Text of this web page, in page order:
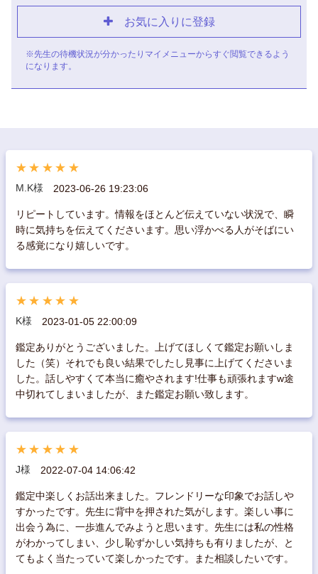
お気に入りに登録
※先生の待機状況が分かったりマイメニューからすぐ閲覧できるよう
になります。
★★★★★
M.K様 2023-06-26 19:23:06
リピートしています。情報をほとんど伝えていない状況で、瞬
時に気持ちを伝えてくださいます。思い浮かべる人がそばにい
る感覚になり嬉しいです。
★★★★★
K様 2023-01-05 22:00:09
鑑定ありがとうございました。上げてほしくて鑑定お願いしま
した（笑）それでも良い結果でしたし見事に上げてくださいま
した。話しやすくて本当に癒やされます!仕事も頑張れますw途
中切れてしまいましたが、また鑑定お願い致します。
★★★★★
J様 2022-07-04 14:06:42
鑑定中楽しくお話出来ました。フレンドリーな印象でお話しや
すかったです。先生に背中を押された気がします。楽しい事に
出会う為に、一歩進んでみようと思います。先生には私の性格
がわかってしまい、少し恥ずかしい気持ちも有りましたが、と
てもよく当たっていて楽しかったです。また相談したいです。